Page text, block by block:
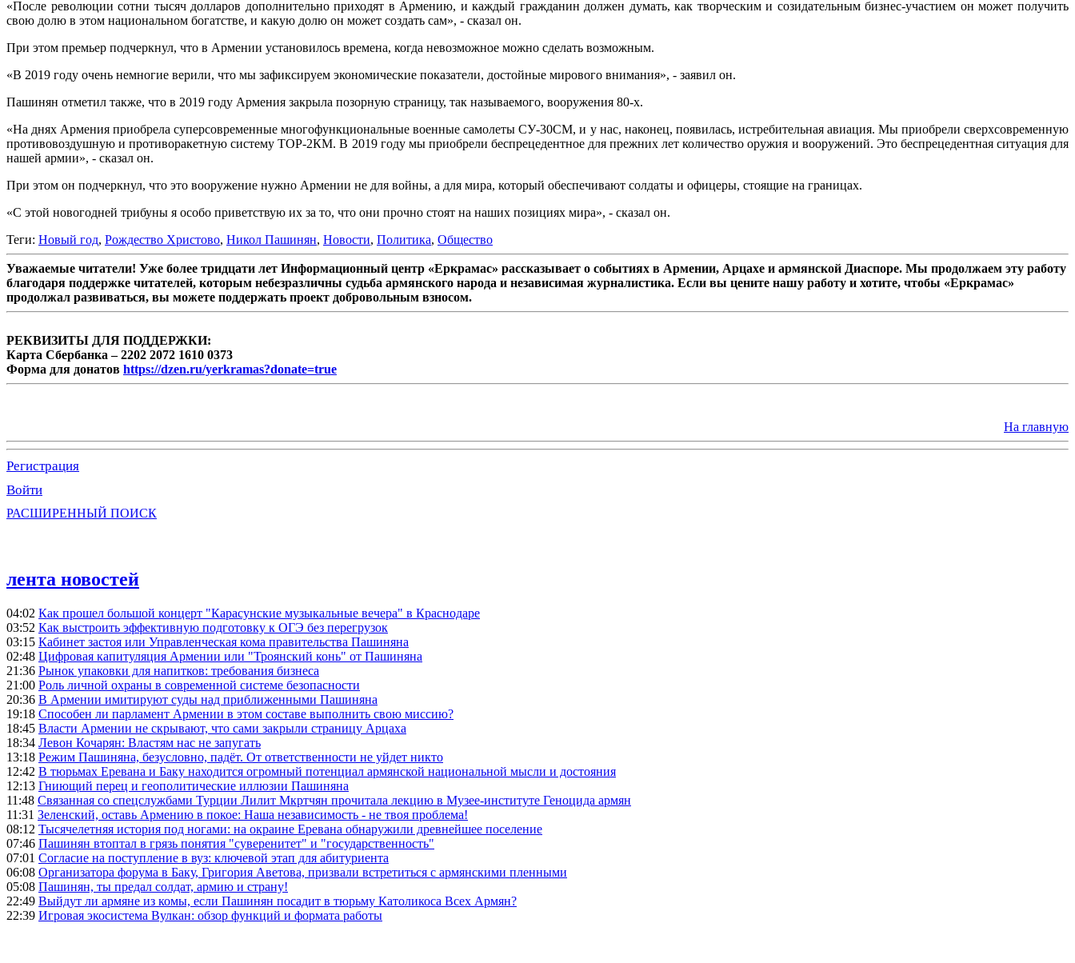
«После революции сотни тысяч долларов дополнительно приходят в Армению, и каждый гражданин должен думать, как творческим и созидательным бизнес-участием он может получить
свою долю в этом национальном богатстве, и какую долю он может создать сам», - сказал он.
При этом премьер подчеркнул, что в Армении установилось времена, когда невозможное можно сделать возможным.
«В 2019 году очень немногие верили, что мы зафиксируем экономические показатели, достойные мирового внимания», - заявил он.
Пашинян отметил также, что в 2019 году Армения закрыла позорную страницу, так называемого, вооружения 80-х.
«На днях Армения приобрела суперсовременные многофункциональные военные самолеты СУ-30СМ, и у нас, наконец, появилась, истребительная авиация. Мы приобрели сверхсовременную
противовоздушную и противоракетную систему ТОР-2КМ. В 2019 году мы приобрели беспрецедентное для прежних лет количество оружия и вооружений. Это беспрецедентная ситуация для
нашей армии», - сказал он.
При этом он подчеркнул, что это вооружение нужно Армении не для войны, а для мира, который обеспечивают солдаты и офицеры, стоящие на границах.
«С этой новогодней трибуны я особо приветствую их за то, что они прочно стоят на наших позициях мира», - сказал он.
Теги: Новый год, Рождество Христово, Никол Пашинян, Новости, Политика, Общество
Уважаемые читатели! Уже более тридцати лет Информационный центр «Еркрамас» рассказывает о событиях в Армении, Арцахе и армянской Диаспоре. Мы продолжаем эту работу
благодаря поддержке читателей, которым небезразличны судьба армянского народа и независимая журналистика. Если вы цените нашу работу и хотите, чтобы «Еркрамас»
продолжал развиваться, вы можете поддержать проект добровольным взносом.
РЕКВИЗИТЫ ДЛЯ ПОДДЕРЖКИ:
Карта Сбербанка – 2202 2072 1610 0373
Форма для донатов https://dzen.ru/yerkramas?donate=true
На главную
Регистрация
Войти
РАСШИРЕННЫЙ ПОИСК
лента новостей
04:02 Как прошел большой концерт "Карасунские музыкальные вечера" в Краснодаре
03:52 Как выстроить эффективную подготовку к ОГЭ без перегрузок
03:15 Кабинет застоя или Управленческая кома правительства Пашиняна
02:48 Цифровая капитуляция Армении или "Троянский конь" от Пашиняна
21:36 Рынок упаковки для напитков: требования бизнеса
21:00 Роль личной охраны в современной системе безопасности
20:36 В Армении имитируют суды над приближенными Пашиняна
19:18 Способен ли парламент Армении в этом составе выполнить свою миссию?
18:45 Власти Армении не скрывают, что сами закрыли страницу Арцаха
18:34 Левон Кочарян: Властям нас не запугать
13:18 Режим Пашиняна, безусловно, падёт. От ответственности не уйдет никто
12:42 В тюрьмах Еревана и Баку находится огромный потенциал армянской национальной мысли и достояния
12:13 Гниющий перец и геополитические иллюзии Пашиняна
11:48 Связанная со спецслужбами Турции Лилит Мкртчян прочитала лекцию в Музее-институте Геноцида армян
11:31 Зеленский, оставь Армению в покое: Наша независимость - не твоя проблема!
08:12 Тысячелетняя история под ногами: на окраине Еревана обнаружили древнейшее поселение
07:46 Пашинян втоптал в грязь понятия "суверенитет" и "государственность"
07:01 Согласие на поступление в вуз: ключевой этап для абитуриента
06:08 Организатора форума в Баку, Григория Аветова, призвали встретиться с армянскими пленными
05:08 Пашинян, ты предал солдат, армию и страну!
22:49 Выйдут ли армяне из комы, если Пашинян посадит в тюрьму Католикоса Всех Армян?
22:39 Игровая экосистема Вулкан: обзор функций и формата работы